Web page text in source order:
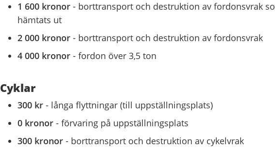
1 600 kronor - borttransport och destruktion av fordonsvrak
hämtats ut
2 000 kronor - borttransport och destruktion av fordonsvrak
4 000 kronor - fordon över 3,5 ton
Cyklar
300 kr - långa flyttningar (till uppställningsplats)
0 kronor - förvaring på uppställningsplats
300 kronor - borttransport och destruktion av cykelvrak